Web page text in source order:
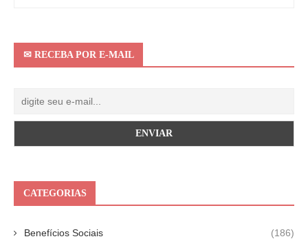
✉ RECEBA POR E-MAIL
CATEGORIAS
Benefícios Sociais (186)